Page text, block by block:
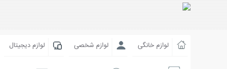
لوازم خانگی لوازم شخصی لوازم دیجیتال